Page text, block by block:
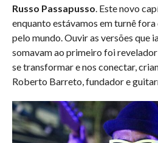
Russo Passapusso . Este novo
enquanto estávamos em turnê
pelo mundo. Ouvir as versões que
somavam ao primeiro foi
se transformar e nos conectar,
Roberto Barreto, fundador e